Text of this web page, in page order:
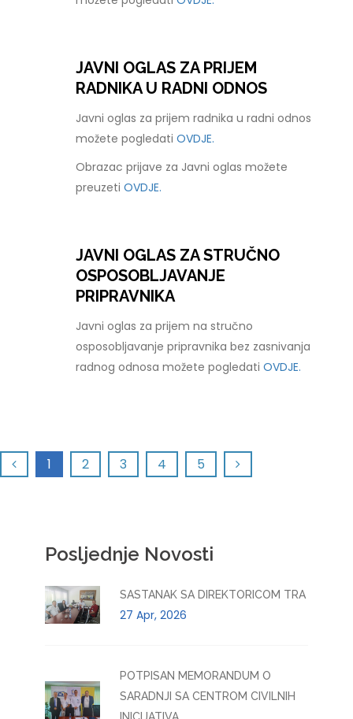
JAVNI OGLAS ZA PRIJEM
RADNIKA U RADNI ODNOS
Javni oglas za prijem radnika u radni odnos
možete pogledatiOVDJE.
Obrazac prijave za Javni oglas možete
preuzetiOVDJE.
JAVNI OGLAS ZA STRUČNO
OSPOSOBLJAVANJE
PRIPRAVNIKA
Javni oglas za prijem na stručno
osposobljavanje pripravnika bez zasnivanja
radnog odnosa možete pogledatiOVDJE.
1 2 3 4 5
Posljednje Novosti
SASTANAK SA DIREKTORICOM TRA
27 Apr, 2026
POTPISAN MEMORANDUM O
SARADNJI SA CENTROM CIVILNIH